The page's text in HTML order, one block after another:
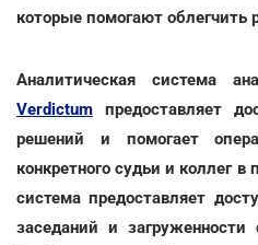
которые помогают облегчить
Аналитическая система
Verdictum предоставляет
решений и помогает
конкретного судьи и коллег
система предоставляет
заседаний и загруженности